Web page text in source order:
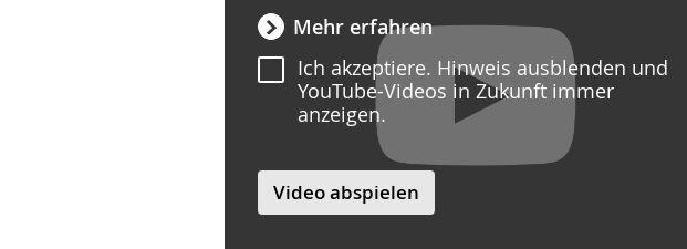
Mehr erfahren
Ich akzeptiere. Hinweis ausblenden und
YouTube-Videos in Zukunft immer
anzeigen.
Video abspielen